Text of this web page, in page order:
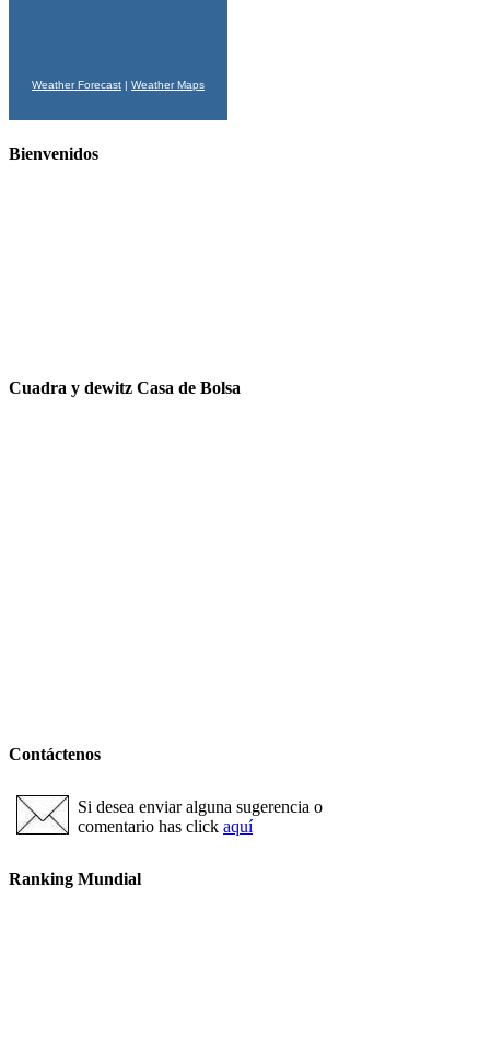
Weather Forecast Weather Maps
Bienvenidos
Cuadra y dewitz Casa de Bolsa
Contáctenos
Si desea enviar alguna sugerencia o
comentario has click aquí
Ranking Mundial